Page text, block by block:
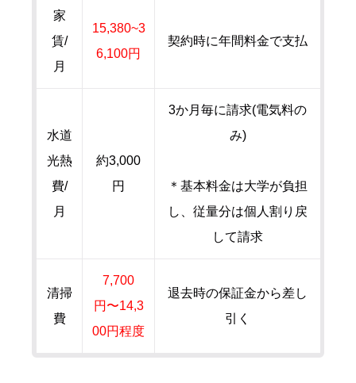
家
賃/
月
15,380~3
6,100円
契約時に年間料金で支払
水道
光熱
費/
月
約3,000
円
3か月毎に請求(電気料の
み)
＊基本料金は大学が負担
し、従量分は個人割り戻
して請求
清掃
費
7,700
円〜14,3
00円程度
退去時の保証金から差し
引く